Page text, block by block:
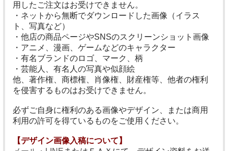
用したご注文はお受けできません。
・ネットから無断でダウンロードした画像（イラス
ト、写真など）
・他店の商品ページやSNSのスクリーンショット画像
・アニメ、漫画、ゲームなどのキャラクター
・有名ブランドのロゴ、マーク、柄
・芸能人、有名人の写真や似顔絵
他、著作権、商標権、肖像権、財産権等、他者の権利
を侵害するものはお受けできません。
必ずご自身に権利のある画像やデザイン、または商用
利用の許可を得ているものをご使用ください。
【デザイン画像入稿について】